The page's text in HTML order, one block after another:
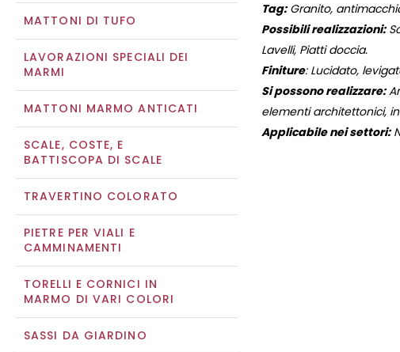
MATTONI DI TUFO
LAVORAZIONI SPECIALI DEI
MARMI
MATTONI MARMO ANTICATI
SCALE, COSTE, E
BATTISCOPA DI SCALE
TRAVERTINO COLORATO
PIETRE PER VIALI E
CAMMINAMENTI
TORELLI E CORNICI IN
MARMO DI VARI COLORI
SASSI DA GIARDINO
Tag:Granito,
Possibili realizzazioni:
Lavelli, Piatti doccia.
Finiture: Lucidato,
Si possono realizzare:
elementi architettonici,
Applicabile nei settori: